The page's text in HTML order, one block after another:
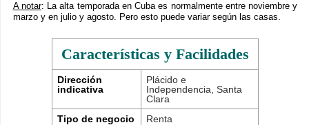
A notar: La alta temporada en Cuba es normalmente entre noviembre y
marzo y en julio y agosto. Pero esto puede variar según las casas.
Características y Facilidades
Dirección
indicativa
Plácido e
Independencia, Santa
Clara
Tipo de negocio
Renta